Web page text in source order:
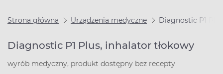
Strona główna Urządzenia medyczne Diagnostic P1
Diagnostic P1 Plus, inhalator tłokowy
wyrób medyczny, produkt dostępny bez recepty